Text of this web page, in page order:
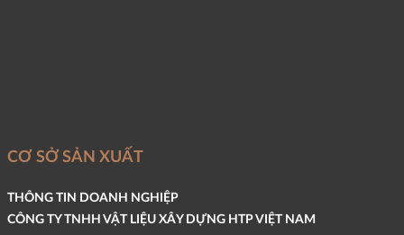
CƠ SỞ SẢN XUẤT
THÔNG TIN DOANH NGHIỆP
CÔNG TY TNHH VẬT LIỆU XÂY DỰNG HTP VIỆT NAM